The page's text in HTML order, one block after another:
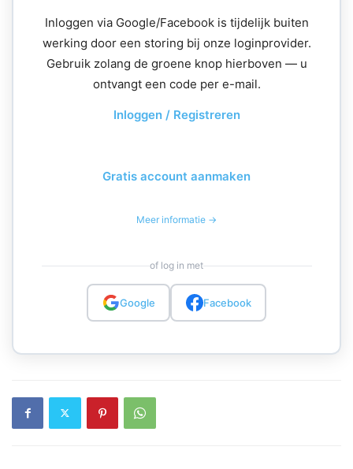
Inloggen via Google/Facebook is tijdelijk buiten
werking door een storing bij onze loginprovider.
Gebruik zolang de groene knop hierboven — u
ontvangt een code per e-mail.
Inloggen / Registreren
Gratis account aanmaken
Meer informatie →
of log in met
Google Facebook